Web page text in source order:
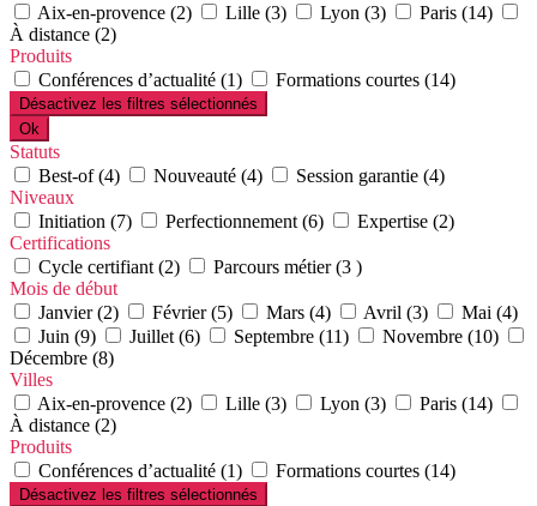
Aix-en-provence (2)
Lille (3) Lyon (3)
Paris (14)
À distance (2)
Produits
Conférences d’actualité (1)
Formations courtes (14)
Désactivez les filtres sélectionnés
Ok
Statuts
Best-of (4)
Nouveauté (4)
Session garantie (4)
Niveaux
Initiation (7)
Perfectionnement (6)
Expertise (2)
Certifications
Cycle certifiant (2)
Parcours métier (3 )
Mois de début
Janvier (2)
Février (5) Mars (4) Avril (3)
Mai (4)
Juin (9)
Juillet (6) Septembre (11)
Novembre (10)
Décembre (8)
Villes
Aix-en-provence (2)
Lille (3) Lyon (3)
Paris (14)
À distance (2)
Produits
Conférences d’actualité (1)
Formations courtes (14)
Désactivez les filtres sélectionnés